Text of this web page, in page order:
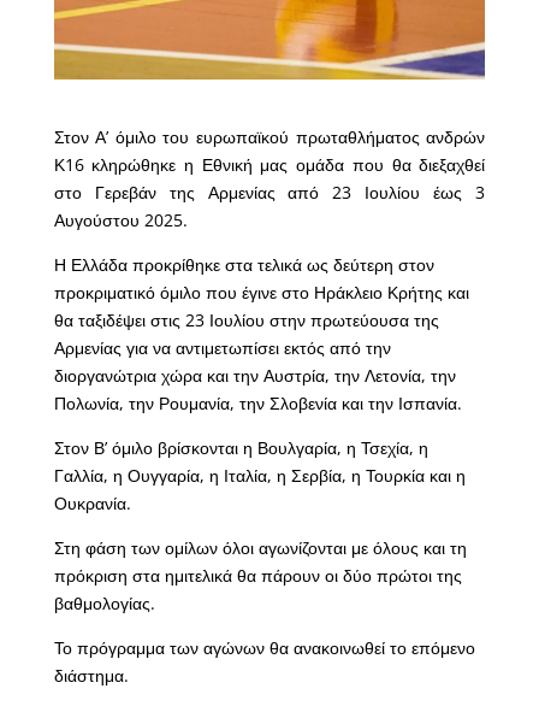
Στον Α’ όμιλο του ευρωπαϊκού πρωταθλήματος ανδρών
Κ16 κληρώθηκε η Εθνική μας ομάδα που θα διεξαχθεί
στο Γερεβάν της Αρμενίας από 23 Ιουλίου έως 3
Αυγούστου 2025.
Η Ελλάδα προκρίθηκε στα τελικά ως δεύτερη στον
προκριματικό όμιλο που έγινε στο Ηράκλειο Κρήτης και
θα ταξιδέψει στις 23 Ιουλίου στην πρωτεύουσα της
Αρμενίας για να αντιμετωπίσει εκτός από την
διοργανώτρια χώρα και την Αυστρία, την Λετονία, την
Πολωνία, την Ρουμανία, την Σλοβενία και την Ισπανία.
Στον Β’ όμιλο βρίσκονται η Βουλγαρία, η Τσεχία, η
Γαλλία, η Ουγγαρία, η Ιταλία, η Σερβία, η Τουρκία και η
Ουκρανία.
Στη φάση των ομίλων όλοι αγωνίζονται με όλους και τη
πρόκριση στα ημιτελικά θα πάρουν οι δύο πρώτοι της
βαθμολογίας.
Το πρόγραμμα των αγώνων θα ανακοινωθεί το επόμενο
διάστημα.